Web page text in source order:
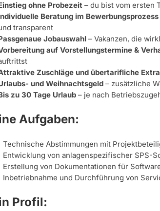
ohne Probezeit – du bist vom ersten
Beratung im Bewerbungsprozess
transparent
Jobauswahl – Vakanzen, die
auf Vorstellungstermine &
Zuschläge und übertarifliche
und Weihnachtsgeld – zusätzliche
zu 30 Tage Urlaub – je nach
Aufgaben:
Technische Abstimmungen mit
Entwicklung von anlagenspezifischer SPS-
Erstellung von Dokumentationen für
Inbetriebnahme und Durchführung von
Profil: